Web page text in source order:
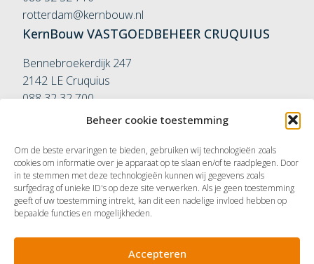
Beheer cookie toestemming
Om de beste ervaringen te bieden, gebruiken wij technologieën zoals
cookies om informatie over je apparaat op te slaan en/of te raadplegen. Door
in te stemmen met deze technologieën kunnen wij gegevens zoals
surfgedrag of unieke ID's op deze site verwerken. Als je geen toestemming
geeft of uw toestemming intrekt, kan dit een nadelige invloed hebben op
bepaalde functies en mogelijkheden.
Accepteren
rotterdam@kernbouw.nl
KernBouw VASTGOEDBEHEER CRUQUIUS
Bennebroekerdijk 247
2142 LE Cruquius
088 32 32 700
vastgoedbeheer@kernbouw.nl
Couwenhovenstraat 9-11
3113 AA Schiedam
010 42 61 568
rotterdam@kernbouw.nl